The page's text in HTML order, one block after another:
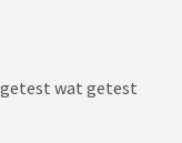
wat getest